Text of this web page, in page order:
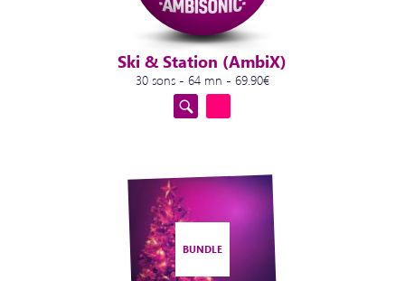
Ski & Station (AmbiX)
30 sons - 64 mn - 69.90€
BUNDLE